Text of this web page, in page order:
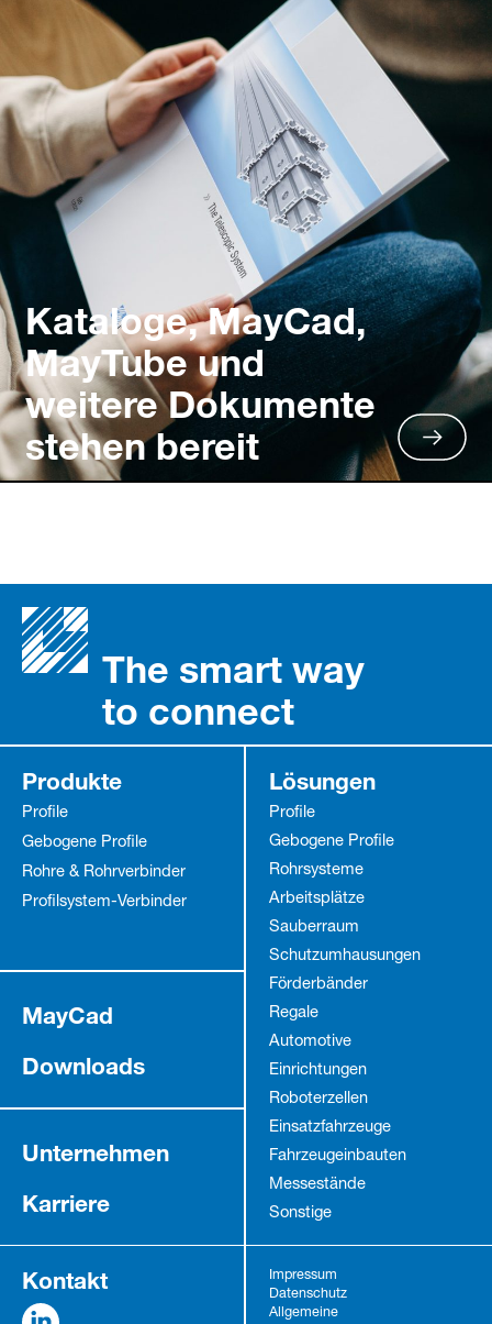
Kataloge, MayCad,
MayTube und
weitere Dokumente
stehen bereit
The smart way
to connect
Produkte
Profile
Gebogene Profile
Rohre & Rohrverbinder
Profilsystem-Verbinder
Lösungen
Profile
Gebogene Profile
Rohrsysteme
Arbeitsplätze
Sauberraum
Schutz­umhausungen
Förderbänder
Regale
Automotive
Einrichtungen
Roboterzellen
Einsatzfahrzeuge
Fahrzeug­einbauten
Messestände
Sonstige
MayCad
Downloads
Unternehmen
Karriere
Kontakt
Impressum
Datenschutz
Allgemeine